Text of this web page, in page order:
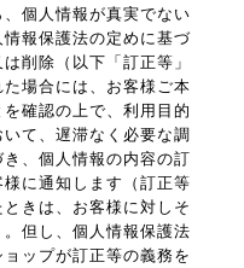
個人情報が真実でない
報保護法の定めに基づ
削除（以下「訂正等」
場合には、お客様ご本
確認の上で、利用目的
て、遅滞なく必要な調
、個人情報の内容の訂
に通知します（訂正等
きは、お客様に対しそ
但し、個人情報保護法
ップが訂正等の義務を